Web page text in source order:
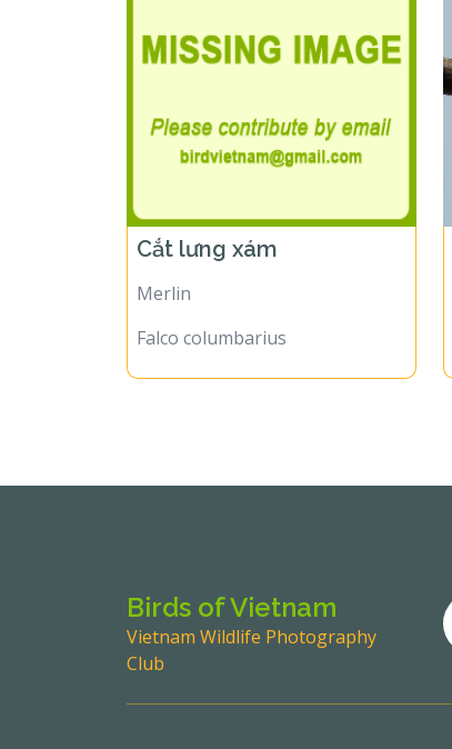
Cắt lưng xám
Merlin
Falco columbarius
Birds of Vietnam
Vietnam Wildlife Photography
Club